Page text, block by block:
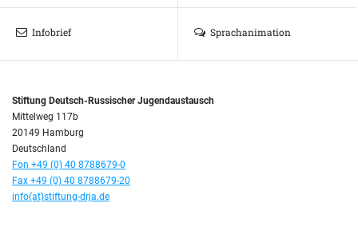
Infobrief Sprachanimation
Stiftung Deutsch-Russischer Jugendaustausch
Mittelweg 117b
20149 Hamburg
Deutschland
Fon +49 (0) 40 8788679-0
Fax +49 (0) 40 8788679-20
info(at)stiftung-drja.de